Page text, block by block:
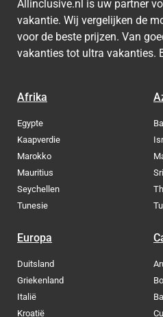
Allinclusive.nl is uw partner
vakantie. Wij vergelijken de
voor de beste prijzen. Van
vakanties tot ultra vakanties.
Afrika
Egypte
Kaapverdie
Marokko
Mauritius
Seychellen
Tunesie
Europa
Duitsland
Griekenland
Italië
Kroatië